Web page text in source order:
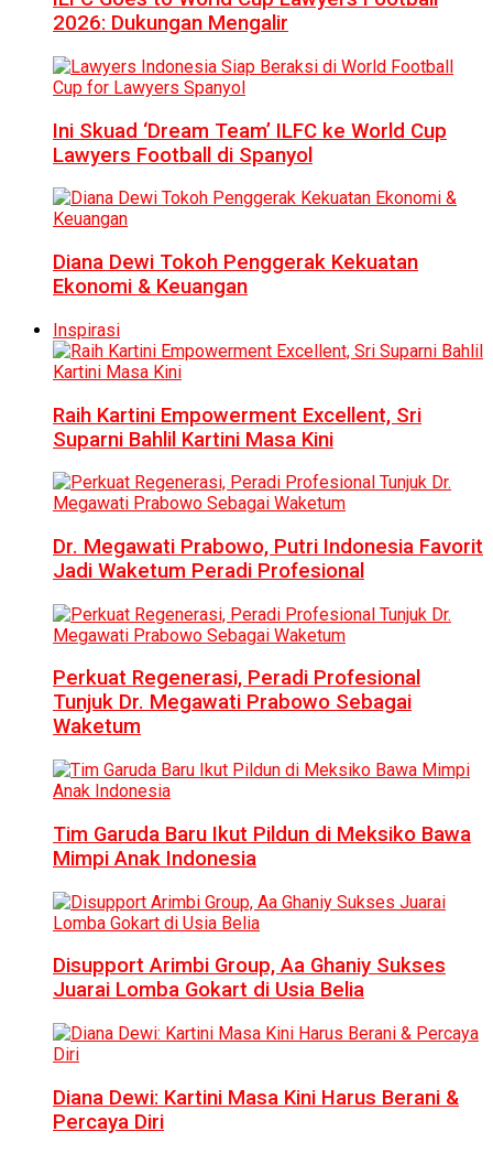
2026: Dukungan Mengalir
Ini Skuad ‘Dream Team’ ILFC ke World Cup
Lawyers Football di Spanyol
Diana Dewi Tokoh Penggerak Kekuatan
Ekonomi & Keuangan
Inspirasi
Raih Kartini Empowerment Excellent, Sri
Suparni Bahlil Kartini Masa Kini
Dr. Megawati Prabowo, Putri Indonesia Favorit
Jadi Waketum Peradi Profesional
Perkuat Regenerasi, Peradi Profesional
Tunjuk Dr. Megawati Prabowo Sebagai
Waketum
Tim Garuda Baru Ikut Pildun di Meksiko Bawa
Mimpi Anak Indonesia
Disupport Arimbi Group, Aa Ghaniy Sukses
Juarai Lomba Gokart di Usia Belia
Diana Dewi: Kartini Masa Kini Harus Berani &
Percaya Diri